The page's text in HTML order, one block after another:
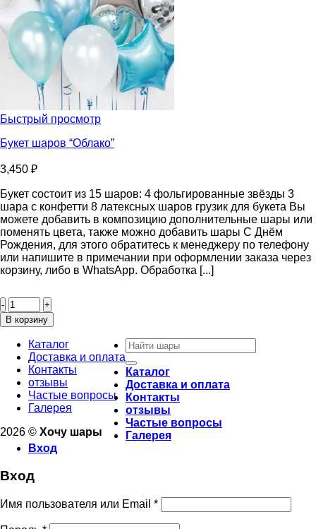
Быстрый просмотр
Букет шаров “Облако”
3,450 ₽
Букет состоит из 15 шаров: 4 фольгированные звёзды 3
шара с конфетти 8 латексных шаров грузик для букета Вы
можете добавить в композицию дополнительные шары или
поменять цвета, также можно добавить шары С Днём
Рождения, для этого обратитесь к менеджеру по телефону
или напишите в примечании при оформлении заказа через
корзину, либо в WhatsApp. Обработка [...]
товара
Букет
“Облако”
В корзину
Каталог
Доставка и оплата
Контакты
отзывы
Частые вопросы
Галерея
2026 © Хочу шары
Искать:
Каталог
Доставка и оплата
Контакты
отзывы
Частые вопросы
Галерея
Вход
Вход
Имя пользователя или Email *